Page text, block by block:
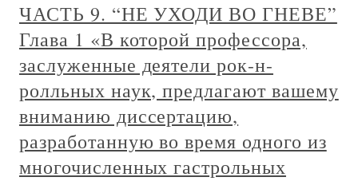
ЧАСТЬ 9. “НЕ УХОДИ ВО ГНЕВЕ”
Глава 1 «В которой профессора,
заслуженные деятели рок-н-
ролльных наук, предлагают вашему
вниманию диссертацию,
разработанную во время одного из
многочисленных гастрольных